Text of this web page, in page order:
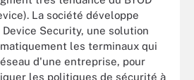
La société développe
Security, une solution
les terminaux qui
d'une entreprise, pour
les politiques de sécurité à